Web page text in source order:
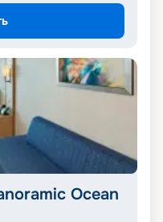
Ocean